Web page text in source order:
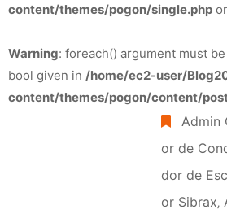
content/themes/pogon/single.php
Warning: foreach() argument must
bool given in /home/ec2-user/
content/themes/pogon/content/
Admin
or de
dor de
or Sibrax‚